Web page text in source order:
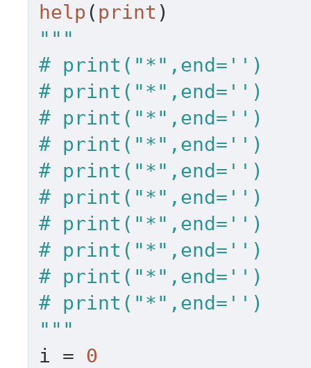
help( print
"""
# print("*",end='')
# print("*",end='')
# print("*",end='')
# print("*",end='')
# print("*",end='')
# print("*",end='')
# print("*",end='')
# print("*",end='')
# print("*",end='')
# print("*",end='')
"""
i = 0